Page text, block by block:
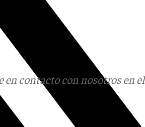
en contacto con nosotros en el